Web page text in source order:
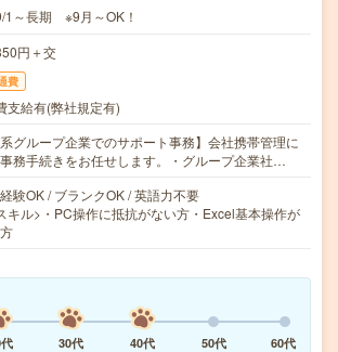
1～長期 ※9月～OK！
円＋交
費
支給有(弊社規定有)
系グループ企業でのサポート事務】会社携帯管理に
務手続きをお任せします。・グループ企業社…
験OK / ブランクOK / 英語力不要
キル>・PC操作に抵抗がない方・Excel基本操作が
30代 40代 50代 60代